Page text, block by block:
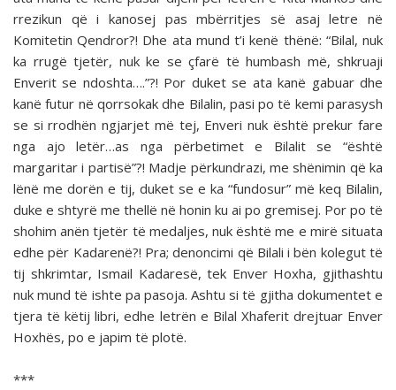
rrezikun që i kanosej pas mbërritjes së asaj letre në
Komitetin Qendror?! Dhe ata mund t’i kenë thënë: “Bilal, nuk
ka rrugë tjetër, nuk ke se çfarë të humbash më, shkruaji
Enverit se ndoshta….”?! Por duket se ata kanë gabuar dhe
kanë futur në qorrsokak dhe Bilalin, pasi po të kemi parasysh
se si rrodhën ngjarjet më tej, Enveri nuk është prekur fare
nga ajo letër…as nga përbetimet e Bilalit se “është
margaritar i partisë”?! Madje përkundrazi, me shënimin që ka
lënë me dorën e tij, duket se e ka “fundosur” më keq Bilalin,
duke e shtyrë me thellë në honin ku ai po gremisej. Por po të
shohim anën tjetër të medaljes, nuk është me e mirë situata
edhe për Kadarenë?! Pra; denoncimi që Bilali i bën kolegut të
tij shkrimtar, Ismail Kadaresë, tek Enver Hoxha, gjithashtu
nuk mund të ishte pa pasoja. Ashtu si të gjitha dokumentet e
tjera të këtij libri, edhe letrën e Bilal Xhaferit drejtuar Enver
Hoxhës, po e japim të plotë.
***